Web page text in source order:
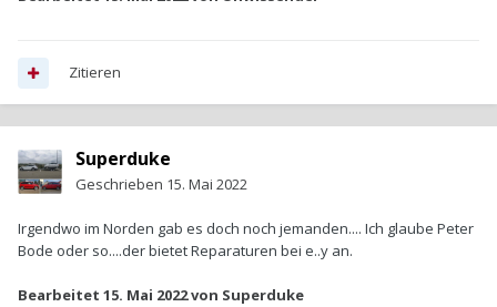
Zitieren
Superduke
Geschrieben 15. Mai 2022
Irgendwo im Norden gab es doch noch jemanden.... Ich glaube Peter
Bode oder so....der bietet Reparaturen bei e..y an.
Bearbeitet 15. Mai 2022von Superduke